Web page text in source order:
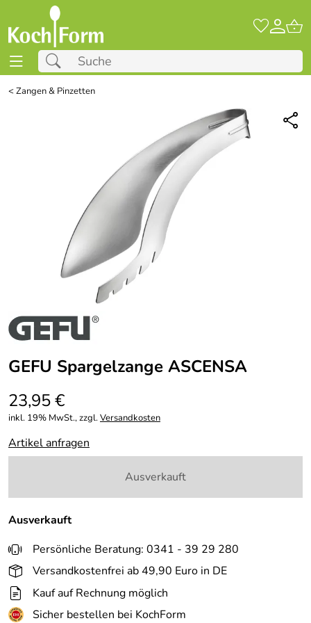
<Zangen & Pinzetten
GEFU Spargelzange ASCENSA
23,95 €
inkl. 19% MwSt., zzgl.Versandkosten
Artikel anfragen
Ausverkauft
Ausverkauft
Persönliche Beratung: 0341 - 39 29 280
Versandkostenfrei ab 49,90 Euro in DE
Kauf auf Rechnung möglich
Sicher bestellen bei KochForm